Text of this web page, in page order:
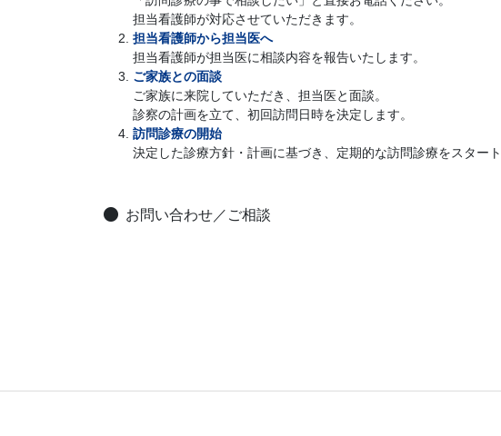
担当看護師が対応させていただきます。
担当看護師から担当医へ
担当看護師が担当医に相談内容を報告いたします。
ご家族との面談
ご家族に来院していただき、担当医と面談。
診察の計画を立て、初回訪問日時を決定します。
訪問診療の開始
決定した診療方針・計画に基づき、定期的な訪問診療をスタート
お問い合わせ／ご相談